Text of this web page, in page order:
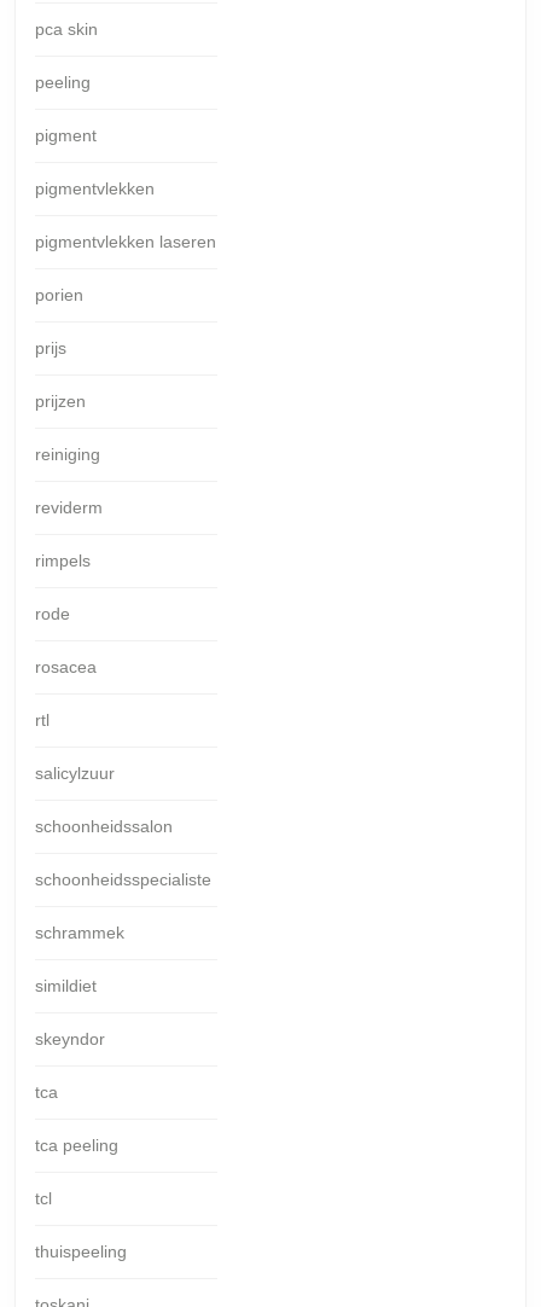
pca skin
peeling
pigment
pigmentvlekken
pigmentvlekken laseren
porien
prijs
prijzen
reiniging
reviderm
rimpels
rode
rosacea
rtl
salicylzuur
schoonheidssalon
schoonheidsspecialiste
schrammek
simildiet
skeyndor
tca
tca peeling
tcl
thuispeeling